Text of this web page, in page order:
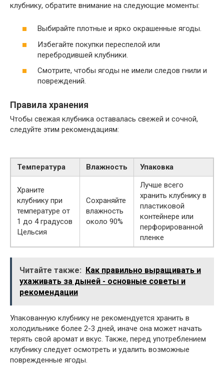
клубнику, обратите внимание на следующие моменты:
Выбирайте плотные и ярко окрашенные ягоды.
Избегайте покупки переспелой или
перебродившей клубники.
Смотрите, чтобы ягоды не имели следов гнили и
повреждений.
Правила хранения
Чтобы свежая клубника оставалась свежей и сочной,
следуйте этим рекомендациям:
Температура Влажность Упаковка
Храните
клубнику при
температуре от
1 до 4 градусов
Цельсия
Сохраняйте
влажность
около 90%
Лучше всего
хранить клубнику в
пластиковой
контейнере или
перфорированной
пленке
Читайте также:
Как правильно выращивать и
ухаживать за дыней - основные советы и
рекомендации
Упакованную клубнику не рекомендуется хранить в
холодильнике более 2-3 дней, иначе она может начать
терять свой аромат и вкус. Также, перед употреблением
клубнику следует осмотреть и удалить возможные
поврежденные ягоды.